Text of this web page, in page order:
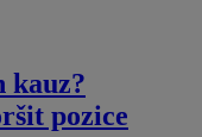
kauz?
pozice